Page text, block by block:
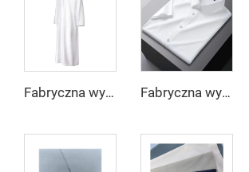
Fabryczna wysoka jakość materiału TR twill dla męskich szat ze Środkowego Wschodu, lekka waga Fabryczna wysoka jakość materiału TR twill jednolitego dla męskich szat ze Środkowego Wschodu, lekka waga